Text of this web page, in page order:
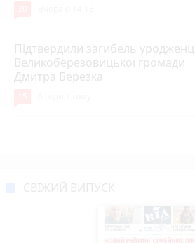
Підтвердили загибель
Великоберезовицької громади
Дмитра Березка